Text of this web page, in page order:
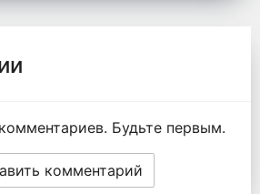
Будьте первым.
комментарий